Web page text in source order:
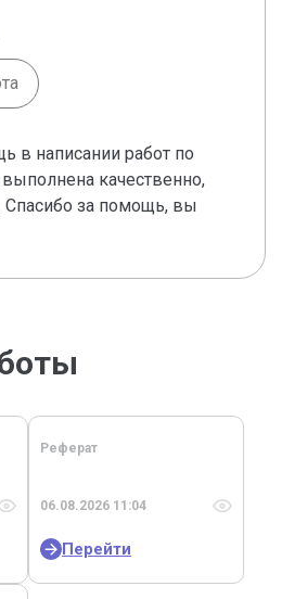
в написании работ по
выполнена качественно,
Спасибо за помощь, вы
Реферат
06.08.2026 11:04
Перейти